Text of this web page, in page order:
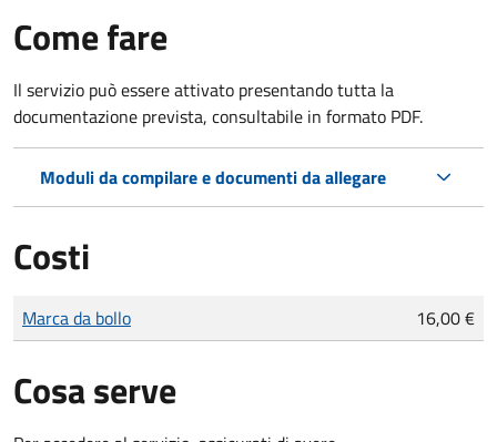
Come fare
Il servizio può essere attivato presentando tutta la
documentazione prevista, consultabile in formato PDF.
Moduli da compilare e documenti da allegare
Costi
Tipo di pagamento
Importo
Marca da bollo 16,00 €
Cosa serve